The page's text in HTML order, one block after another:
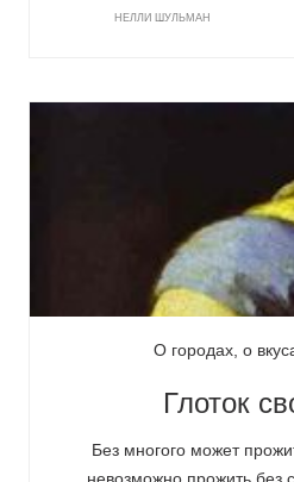
НЕЛЛИ ШУЛЬМАН
О городах, о
Глоток
Без многого может